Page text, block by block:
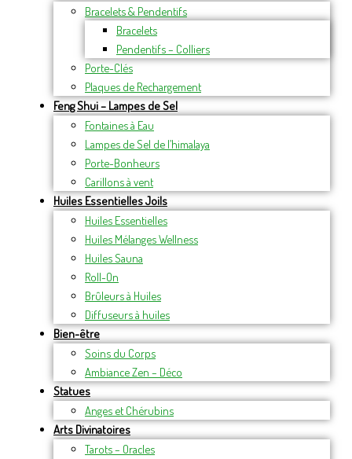
Bracelets & Pendentifs
Bracelets
Pendentifs – Colliers
Porte-Clés
Plaques de Rechargement
Feng Shui – Lampes de Sel
Fontaines à Eau
Lampes de Sel de l’himalaya
Porte-Bonheurs
Carillons à vent
Huiles Essentielles Joils
Huiles Essentielles
Huiles Mélanges Wellness
Huiles Sauna
Roll-On
Brûleurs à Huiles
Diffuseurs à huiles
Bien-être
Soins du Corps
Ambiance Zen – Déco
Statues
Anges et Chérubins
Arts Divinatoires
Tarots – Oracles